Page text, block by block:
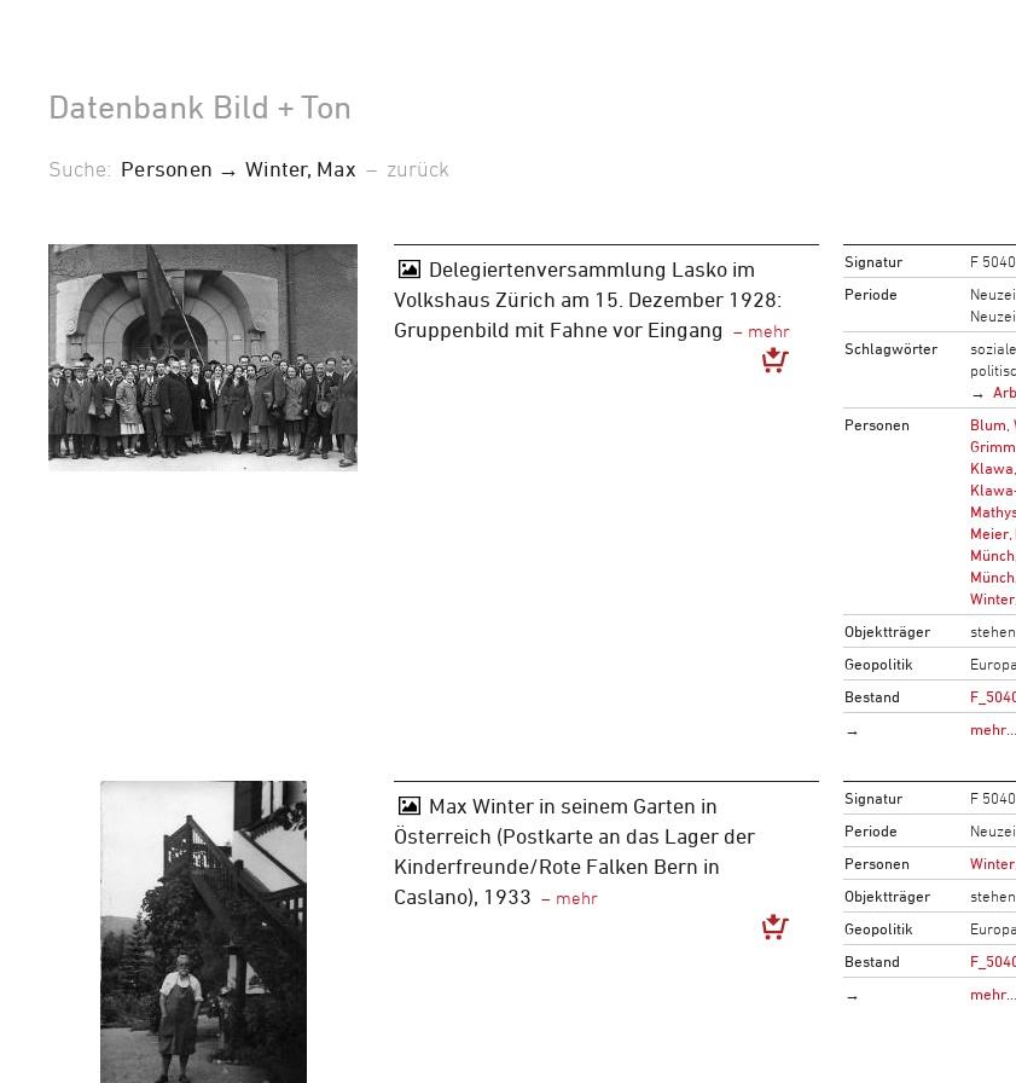
Datenbank Bild + Ton
Suche: Personen → Winter, Max – zurück
Delegiertenversammlung Lasko im
Volkshaus Zürich am 15. Dezember 1928:
Gruppenbild mit Fahne vor Eingang
Signatur
F
Periode
Schlagwörter
Personen
Blum,
Meier,
Objektträger
Geopolitik
Europa
Bestand
→
mehr…
Max Winter in seinem Garten in
Österreich (Postkarte an das Lager der
Kinderfreunde/Rote Falken Bern in
Caslano), 1933
Signatur
F
Periode
Personen
Objektträger
Geopolitik
Europa
Bestand
→
mehr…